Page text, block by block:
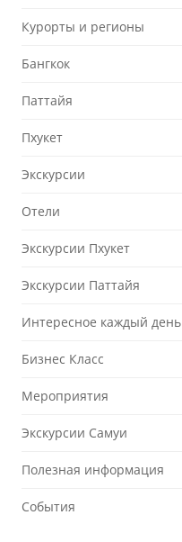
Курорты и регионы
Бангкок
Паттайя
Пхукет
Экскурсии
Отели
Экскурсии Пхукет
Экскурсии Паттайя
Интересное каждый день
Бизнес Класс
Мероприятия
Экскурсии Самуи
Полезная информация
События